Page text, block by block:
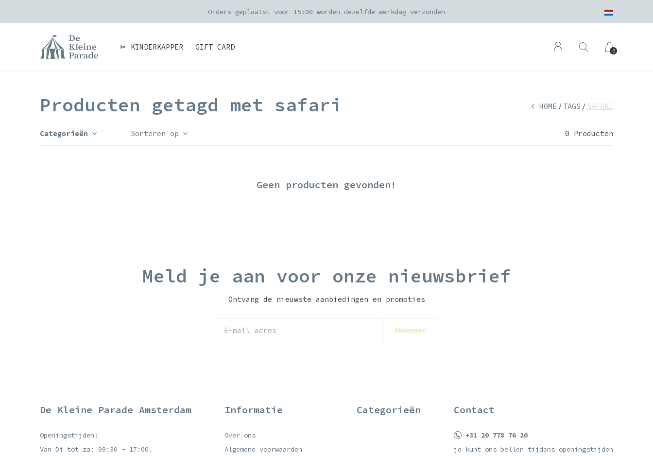
✂ KINDERKAPPER GIFT CARD 0
Orders geplaatst voor 15:00 worden dezelfde werkdag verzonden
Producten getagd met safari HOME TAGS SAFARI
Categorieën Sorteren op 0 Producten
Geen producten gevonden!
Meld je aan voor onze nieuwsbrief
Ontvang de nieuwste aanbiedingen en promoties
Abonneer
De Kleine Parade Amsterdam
Openingstijden:
Van Di tot za: 09:30 - 17:00.
Informatie
Over ons
Algemene voorwaarden
Categorieën Contact
+31 20 778 76 20
je kunt ons bellen tijdens openingstijden